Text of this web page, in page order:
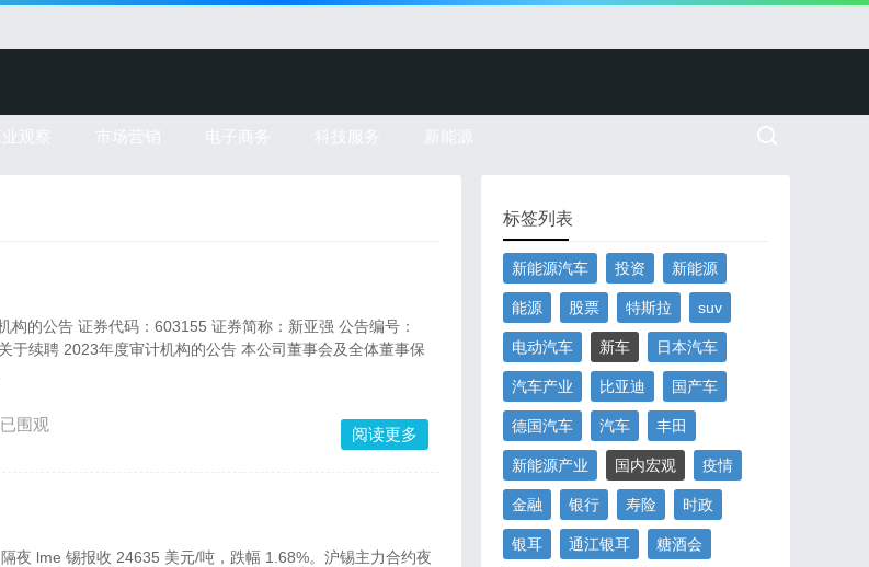
构的公告 证券代码：603155 证券简称：新亚强 公告编号：
于续聘 2023年度审计机构的公告 本公司董事会及全体董事保
围观
阅读更多
夜 lme 锡报收 24635 美元/吨，跌幅 1.68%。沪锡主力合约夜
标签列表
新能源汽车 投资 新能源
能源 股票 特斯拉 suv
电动汽车 新车 日本汽车
汽车产业 比亚迪 国产车
德国汽车 汽车 丰田
新能源产业 国内宏观 疫情
金融 银行 寿险 时政
银耳 通江银耳 糖酒会